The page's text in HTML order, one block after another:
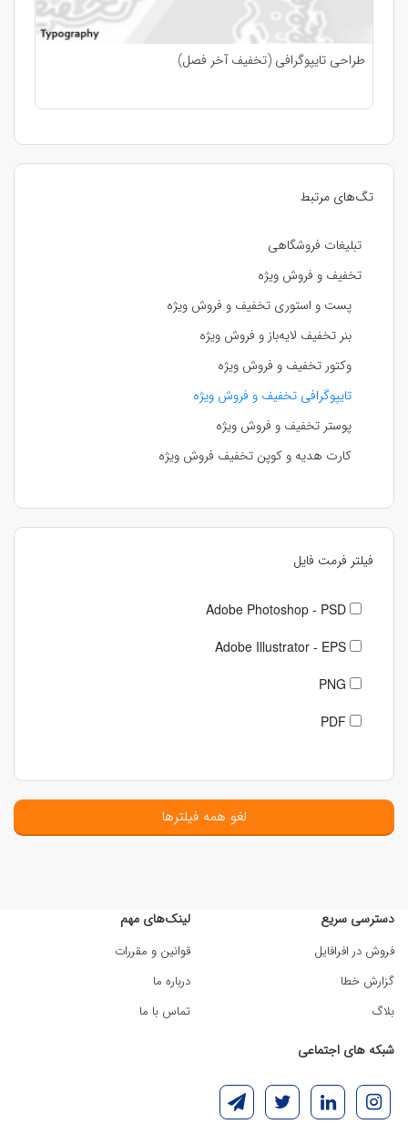
تگ‌های مرتبط
تبلیغات فروشگاهی
تخفیف و فروش ویژه
پست و استوری تخفیف و فروش ویژه
بنر تخفیف لایه‌باز و فروش ویژه
وکتور تخفیف و فروش ویژه
تایپوگرافی تخفیف و فروش ویژه
پوستر تخفیف و فروش ویژه
کارت هدیه و کوپن تخفیف فروش ویژه
فیلتر فرمت فایل
Adobe Photoshop - PSD
Adobe Illustrator - EPS
PNG
PDF
لغو همه فیلترها
طراحی تایپوگرافی (تخفیف آخر فصل)
دسترسی سریع
فروش در افرافایل
گزارش خطا
بلاگ
لینک‌های مهم
قوانین و مقررات
درباره ما
تماس با ما
شبکه های اجتماعی